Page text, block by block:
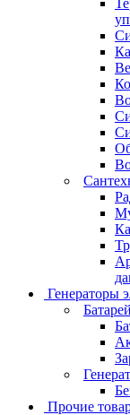
Генераторы
Прочие